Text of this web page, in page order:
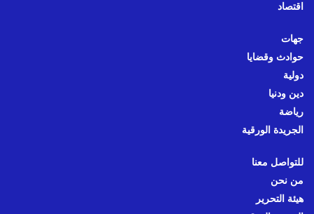
اقتصاد
جهات
حوادث وقضايا
دولية
دين ودنيا
رياضة
الجريدة الورقية
للتواصل معنا
من نحن
هيئة التحرير